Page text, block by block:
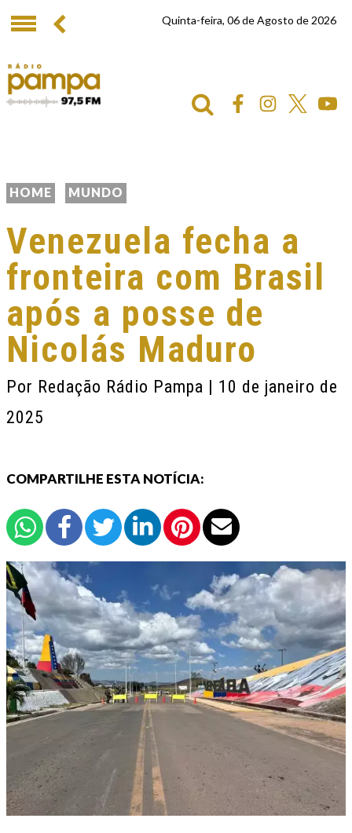
Quinta-feira, 06 de Agosto de 2026
HOME MUNDO
Venezuela fecha a
fronteira com Brasil
após a posse de
Nicolás Maduro
Por Redação Rádio Pampa | 10 de janeiro de
2025
COMPARTILHE ESTA NOTÍCIA: